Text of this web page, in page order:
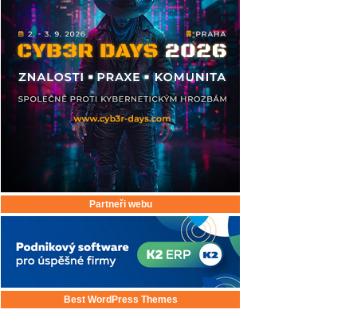
Partneři webu
Best WordPress Themes